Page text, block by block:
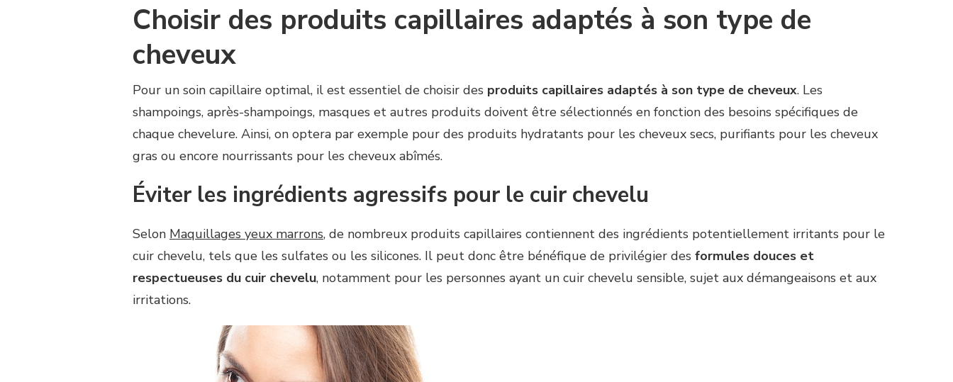
Choisir des produits capillaires adaptés à son type de
cheveux
Pour un soin capillaire optimal, il est essentiel de choisir des produits capillaires adaptés à son type de cheveux. Les
shampoings, après-shampoings, masques et autres produits doivent être sélectionnés en fonction des besoins spécifiques de
chaque chevelure. Ainsi, on optera par exemple pour des produits hydratants pour les cheveux secs, purifiants pour les cheveux
gras ou encore nourrissants pour les cheveux abîmés.
Éviter les ingrédients agressifs pour le cuir chevelu
Selon Maquillages yeux marrons, de nombreux produits capillaires contiennent des ingrédients potentiellement irritants pour le
cuir chevelu, tels que les sulfates ou les silicones. Il peut donc être bénéfique de privilégier des formules douces et
respectueuses du cuir chevelu, notamment pour les personnes ayant un cuir chevelu sensible, sujet aux démangeaisons et aux
irritations.